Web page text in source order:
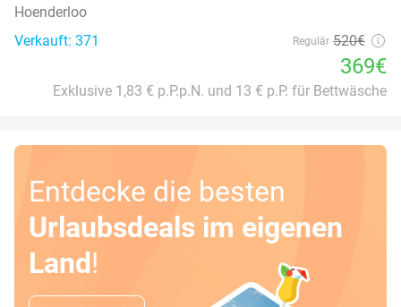
Hoenderloo
Verkauft: 371
Regulär 520€
369€
Exklusive 1,83 € p.P.p.N. und 13 € p.P. für Bettwäsche
Entdecke die besten
Urlaubsdeals im eigenen
Land!